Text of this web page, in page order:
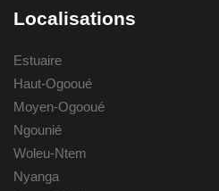
Localisations
Estuaire
Haut-Ogooué
Moyen-Ogooué
Ngounié
Woleu-Ntem
Nyanga